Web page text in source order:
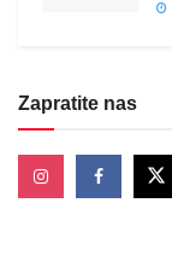
Zapratite nas